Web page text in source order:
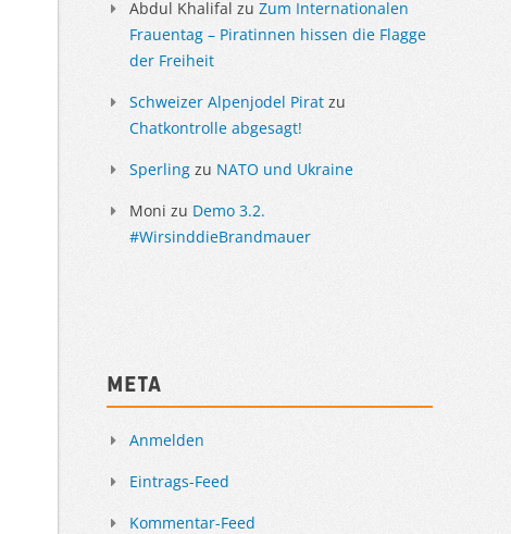
Abdul Khalifal zu Zum Internationalen
Frauentag – Piratinnen hissen die Flagge
der Freiheit
Schweizer Alpenjodel Pirat zu
Chatkontrolle abgesagt!
Sperling zu NATO und Ukraine
Moni zu Demo 3.2.
#WirsinddieBrandmauer
Meta
Anmelden
Eintrags-Feed
Kommentar-Feed